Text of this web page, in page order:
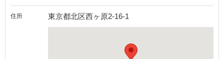
住所 東京都北区西ヶ原2-16-1